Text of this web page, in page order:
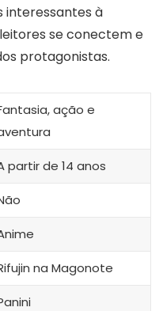
interessantes à
se conectem e
protagonistas.
ação e
partir de 14 anos
na Magonote